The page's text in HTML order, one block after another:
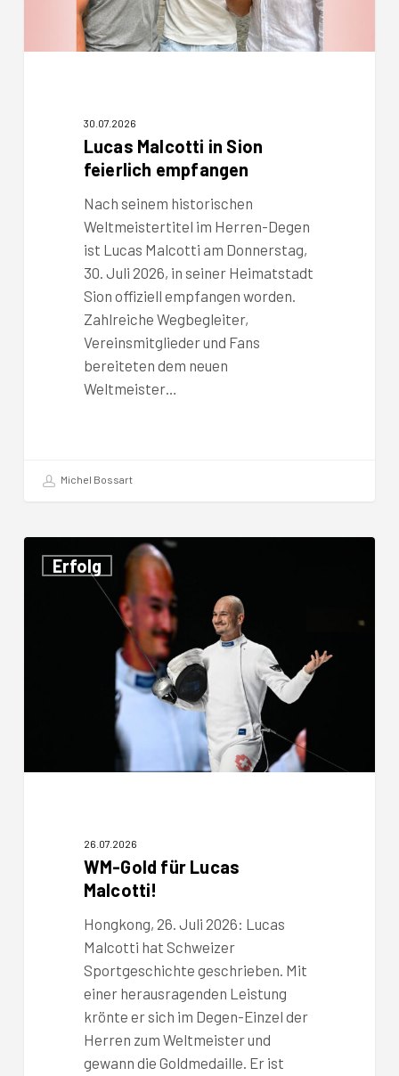
30.07.2026
Lucas Malcotti in Sion
feierlich empfangen
Nach seinem historischen
Weltmeistertitel im Herren-Degen
ist Lucas Malcotti am Donnerstag,
30. Juli 2026, in seiner Heimatstadt
Sion offiziell empfangen worden.
Zahlreiche Wegbegleiter,
Vereinsmitglieder und Fans
bereiteten dem neuen
Weltmeister…
Michel Bossart
Erfolg
Gold
26.07.2026
WM-Gold für Lucas
Malcotti!
Hongkong, 26. Juli 2026: Lucas
Malcotti hat Schweizer
Sportgeschichte geschrieben. Mit
einer herausragenden Leistung
krönte er sich im Degen-Einzel der
Herren zum Weltmeister und
gewann die Goldmedaille. Er ist